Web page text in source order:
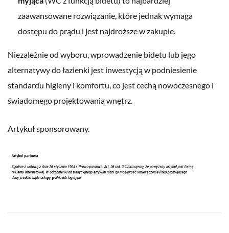
zaawansowane rozwiązanie, które jednak wymaga
dostępu do prądu i jest najdroższe w zakupie.
Niezależnie od wyboru, wprowadzenie bidetu lub jego
alternatywy do łazienki jest inwestycją w podniesienie
standardu higieny i komfortu, co jest cechą nowoczesnego i
świadomego projektowania wnętrz.
Artykuł sponsorowany.